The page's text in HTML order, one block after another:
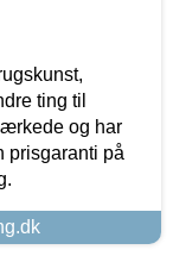
ting til
og har
prisgaranti på